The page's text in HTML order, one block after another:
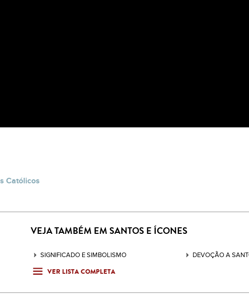
Católicos
VEJA TAMBÉM EM SANTOS E ÍCONES
SIGNIFICADO E SIMBOLISMO
DEVOÇÃO A
VER LISTA COMPLETA